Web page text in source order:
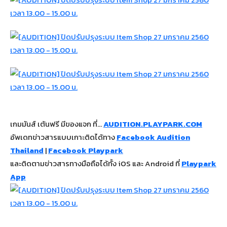
เกมมันส์ เต้นฟรี มีของแจก ที่…AUDITION.PLAYPARK.COM
อัพเดทข่าวสารแบบเกาะติดได้ทางFacebook Audition
Thailand |Facebook Playpark
และติดตามข่าวสารทางมือถือได้ทั้ง iOS และ Android ที่Playpark
App